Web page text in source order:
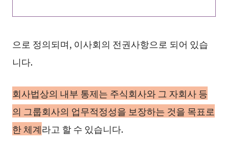
으로 정의되며, 이사회의 전권사항으로 되어 있습
니다.
회사법상의 내부 통제는 주식회사와 그 자회사 등
의 그룹회사의 업무적정성을 보장하는 것을 목표로
한 체계라고 할 수 있습니다.